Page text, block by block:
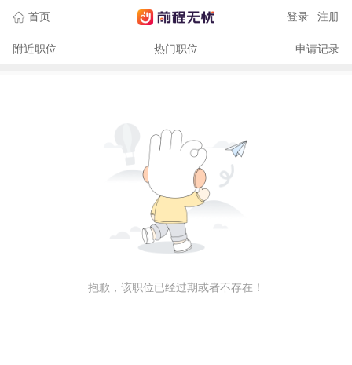
首页 登录 | 注册
附近职位 热门职位 申请记录
抱歉，该职位已经过期或者不存在！